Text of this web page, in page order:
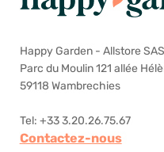
Happy Garden - Allstore SAS
Parc du Moulin 121 allée
59118 Wambrechies
Tel: +33 3.20.26.75.67
Contactez-nous